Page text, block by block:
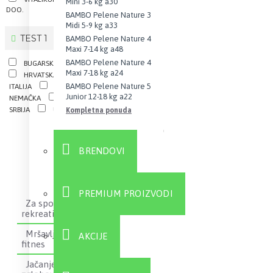
BAMBO Pelene Nature 3
Midi 5-9 kg a33
BAMBO Pelene Nature 4
Maxi 7-14 kg a48
BAMBO Pelene Nature 4
Maxi 7-18 kg a24
BAMBO Pelene Nature 5
Junior 12-18 kg a22
Kompletna ponuda
BRENDOVI
PREMIUM PROIZVODI
AKCIJE
DOO.
TEST 1
BUGARSKA EU
GRČKA
HRVATSKA
ISLAND
ITALIJA
KINA
MAĐARSKA
NEMAČKA
POLJSKA
SAD
SRBIJA
UK ČEŠKA
Za sportiste i
rekreativce
Mršavljenje i
fitnes
Jačanje kostiju i